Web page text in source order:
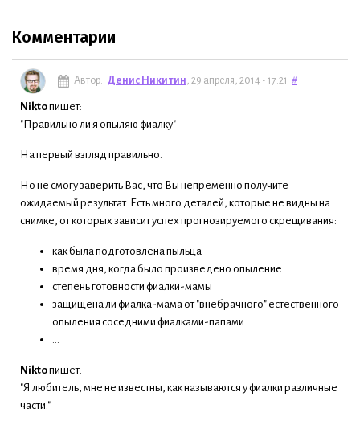
Комментарии
Автор: Денис Никитин, 29 апреля, 2014 - 17:21 #
Niktoпишет:
"Правильно ли я опыляю фиалку"
На первый взгляд правильно.
Но не смогу заверить Вас, что Вы непременно получите
ожидаемый результат. Есть много деталей, которые не видны на
снимке, от которых зависит успех прогнозируемого скрещивания:
как была подготовлена пыльца
время дня, когда было произведено опыление
степень готовности фиалки-мамы
защищена ли фиалка-мама от "внебрачного" естественного
опыления соседними фиалками-папами
Niktoпишет:
"Я любитель, мне не известны, как называются у фиалки различные
части."